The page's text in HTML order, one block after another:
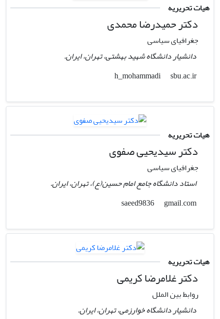
هیات تحریریه
دکتر حمیدرضا محمدی
جغرافیای سیاسی
دانشیار دانشگاه شهید بهشتی، تهران، ایران.
h_mohammadi
sbu.ac.ir
هیات تحریریه
دکتر سیدیحیی صفوی
جغرافیای سیاسی
استاد دانشگاه جامع امام حسین(ع)، تهران، ایران.
gmail.com
هیات تحریریه
دکتر غلامرضا کریمی
روابط بین الملل
دانشیار دانشگاه خوارزمی، تهران، ایران.